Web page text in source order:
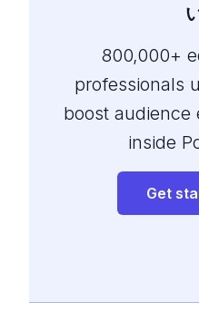
800,000+
professionals
boost audience
inside
Get